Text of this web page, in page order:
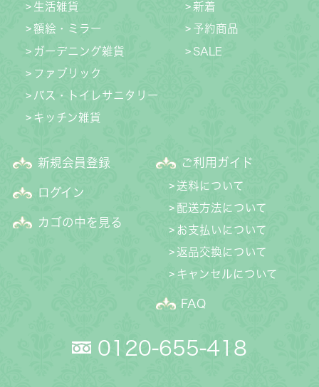
生活雑貨
額絵・ミラー
ガーデニング雑貨
ファブリック
バス・トイレサニタリー
キッチン雑貨
新着
予約商品
SALE
新規会員登録
ログイン
カゴの中を見る
ご利用ガイド
送料について
配送方法について
お支払いについて
返品交換について
キャンセルについて
FAQ
0120-655-418